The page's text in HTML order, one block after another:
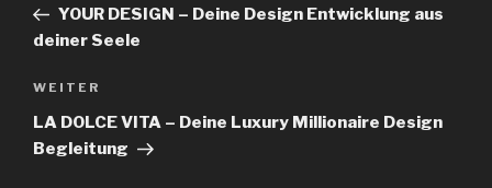
YOUR DESIGN – Deine Design Entwicklung aus
deiner Seele
WEITER
LA DOLCE VITA – Deine Luxury Millionaire Design
Begleitung